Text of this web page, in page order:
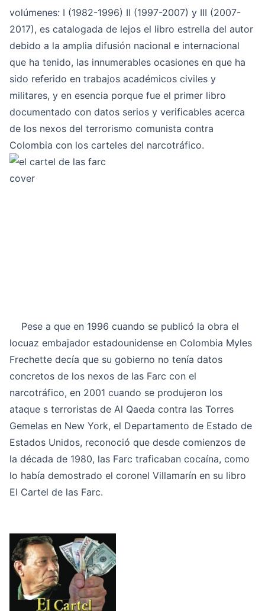
volúmenes: I (1982-1996) II (1997-2007) y III (2007-
2017), es catalogada de lejos el libro estrella del autor
debido a la amplia difusión nacional e internacional
que ha tenido, las innumerables ocasiones en que ha
sido referido en trabajos académicos civiles y
militares, y en esencia porque fue el primer libro
documentado con datos serios y verificables acerca
de los nexos del terrorismo comunista contra
Colombia con los carteles del narcotráfico.
Pese a que en 1996 cuando se publicó la obra el
locuaz embajador estadounidense en Colombia Myles
Frechette decía que su gobierno no tenía datos
concretos de los nexos de las Farc con el
narcotráfico, en 2001 cuando se produjeron los
ataque s terroristas de Al Qaeda contra las Torres
Gemelas en New York, el Departamento de Estado de
Estados Unidos, reconoció que desde comienzos de
la década de 1980, las Farc traficaban cocaína, como
lo había demostrado el coronel Villamarín en su libro
El Cartel de las Farc.